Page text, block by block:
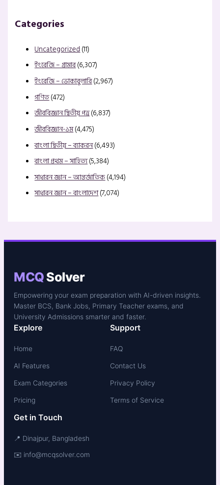
Categories
Uncategorized(11)
ইংরেজি – গ্রামার(6,307)
ইংরেজি – ভোকাবুলারি(2,967)
গণিত(472)
জীববিজ্ঞান দ্বিতীয় পত্র(6,837)
জীববিজ্ঞান-১ম(4,475)
বাংলা দ্বিতীয় – ব্যাকরন(6,493)
বাংলা প্রথম – সাহিত্য(5,384)
সাধারন জ্ঞান – আন্তর্জাতিক(4,194)
সাধারন জ্ঞান – বাংলাদেশ(7,074)
MCQSolver
Empowering your exam preparation with AI-driven insights.
Master BCS, Bank Jobs, Primary Teacher exams, and
University Admissions smarter and faster.
Explore
Home
AI Features
Exam Categories
Pricing
Support
FAQ
Contact Us
Privacy Policy
Terms of Service
Get in Touch
📍 Dinajpur, Bangladesh
✉️ info@mcqsolver.com